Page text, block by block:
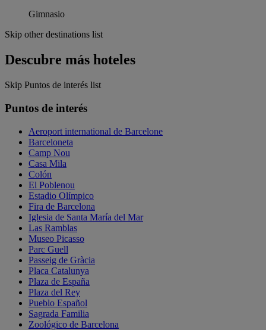
Gimnasio
Skip other destinations list
Descubre más hoteles
Skip Puntos de interés list
Puntos de interés
Aeroport international de Barcelone
Barceloneta
Camp Nou
Casa Mila
Colón
El Poblenou
Estadio Olímpico
Fira de Barcelona
Iglesia de Santa María del Mar
Las Ramblas
Museo Picasso
Parc Guell
Passeig de Gràcia
Placa Catalunya
Plaza de España
Plaza del Rey
Pueblo Español
Sagrada Familia
Zoológico de Barcelona